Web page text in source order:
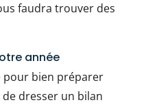
faudra trouver des
année
pour bien préparer
de dresser un bilan